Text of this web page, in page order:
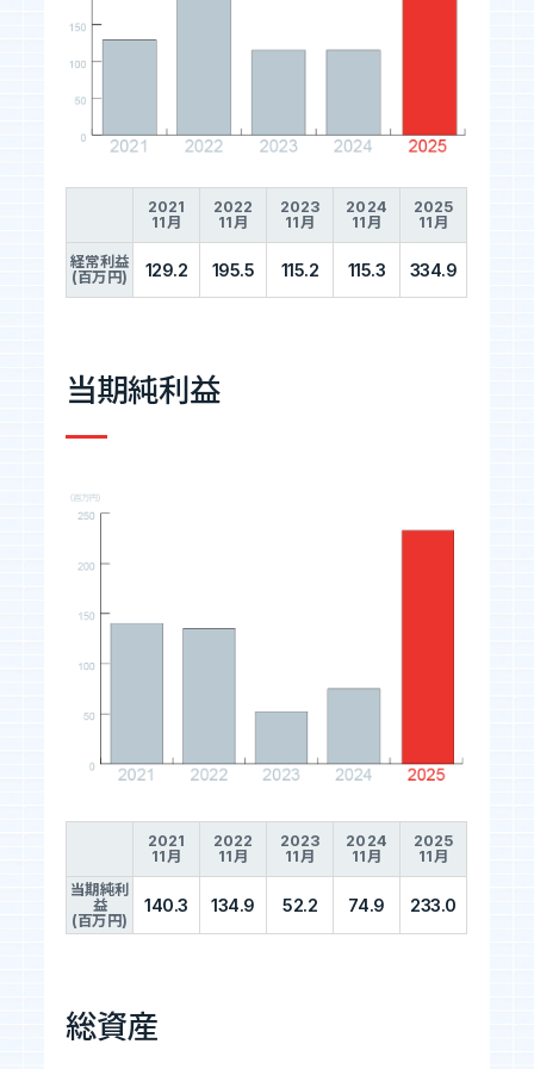
2021
11月
2022
11月
2023
11月
2024
11月
2025
11月
経常利益
(百万円)
129.2 195.5 115.2 115.3 334.9
当期純利益
2021
11月
2022
11月
2023
11月
2024
11月
2025
11月
当期純利
益
(百万円)
140.3 134.9 52.2 74.9 233.0
総資産